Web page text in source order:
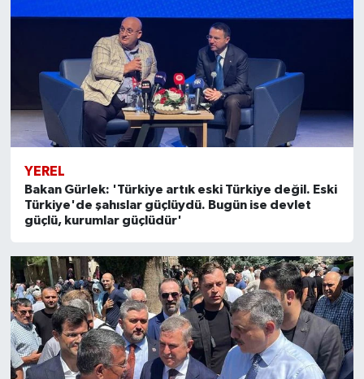
YEREL
Bakan Gürlek: 'Türkiye artık eski Türkiye değil. Eski
Türkiye'de şahıslar güçlüydü. Bugün ise devlet
güçlü, kurumlar güçlüdür'